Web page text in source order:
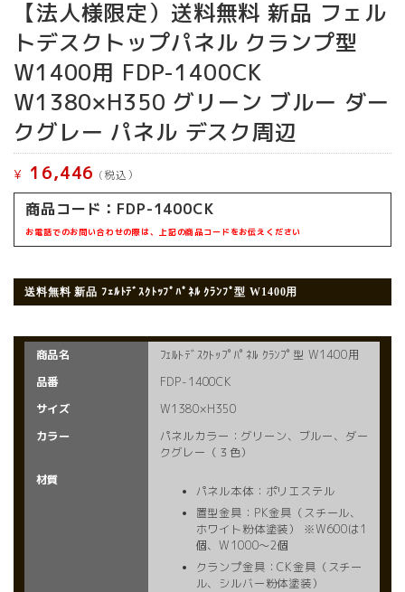
【法人様限定）送料無料 新品 フェル
トデスクトップパネル クランプ型
W1400用 FDP-1400CK
W1380×H350 グリーン ブルー ダー
クグレー パネル デスク周辺
¥ 16,446 (税込）
商品コード： FDP-1400CK
お電話でのお問い合わせの際は、上記の商品コードをお伝えください
送料無料 新品 ﾌｪﾙﾄﾃﾞｽｸﾄｯﾌﾟﾊﾟﾈﾙ ｸﾗﾝﾌﾟ型 W1400用
商品名
ﾌｪﾙﾄﾃﾞｽｸﾄｯﾌﾟﾊﾟﾈﾙ ｸﾗﾝﾌﾟ型 W1400用
品番
FDP-1400CK
サイズ
W1380×H350
カラー
パネルカラー：グリーン、ブルー、ダー
クグレー（３色）
材質
パネル本体：ポリエステル
置型金具：PK金具（スチール、
ホワイト粉体塗装） ※W600は1
個、W1000～2個
クランプ金具：CK金具（スチー
ル、シルバー粉体塗装）